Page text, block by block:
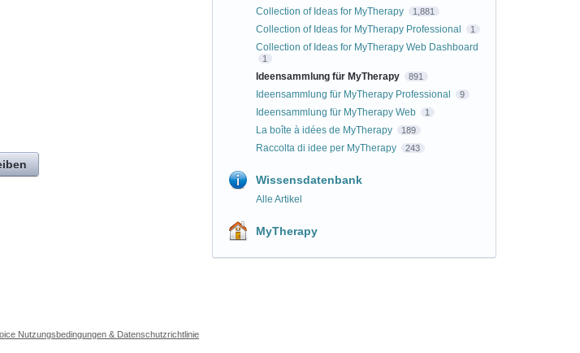
Collection of Ideas for MyTherapy 1,881
Collection of Ideas for MyTherapy Professional 1
Collection of Ideas for MyTherapy Web Dashboard
1
Ideensammlung für MyTherapy 891
Ideensammlung für MyTherapy Professional 9
Ideensammlung für MyTherapy Web 1
La boîte à idées de MyTherapy 189
Raccolta di idee per MyTherapy 243
Wissensdatenbank
Alle Artikel
MyTherapy
Nutzungsbedingungen & Datenschutzrichtlinie